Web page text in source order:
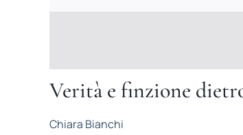
Verità e finzione
Chiara Bianchi